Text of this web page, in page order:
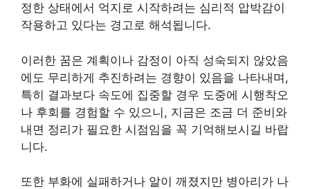
정한 상태에서 억지로 시작하려는 심리적 압박감이
작용하고 있다는 경고로 해석됩니다.
이러한 꿈은 계획이나 감정이 아직 성숙되지 않았음
에도 무리하게 추진하려는 경향이 있음을 나타내며,
특히 결과보다 속도에 집중할 경우 도중에 시행착오
나 후회를 경험할 수 있으니, 지금은 조금 더 준비와
내면 정리가 필요한 시점임을 꼭 기억해보시길 바랍
니다.
또한 부화에 실패하거나 알이 깨졌지만 병아리가 나